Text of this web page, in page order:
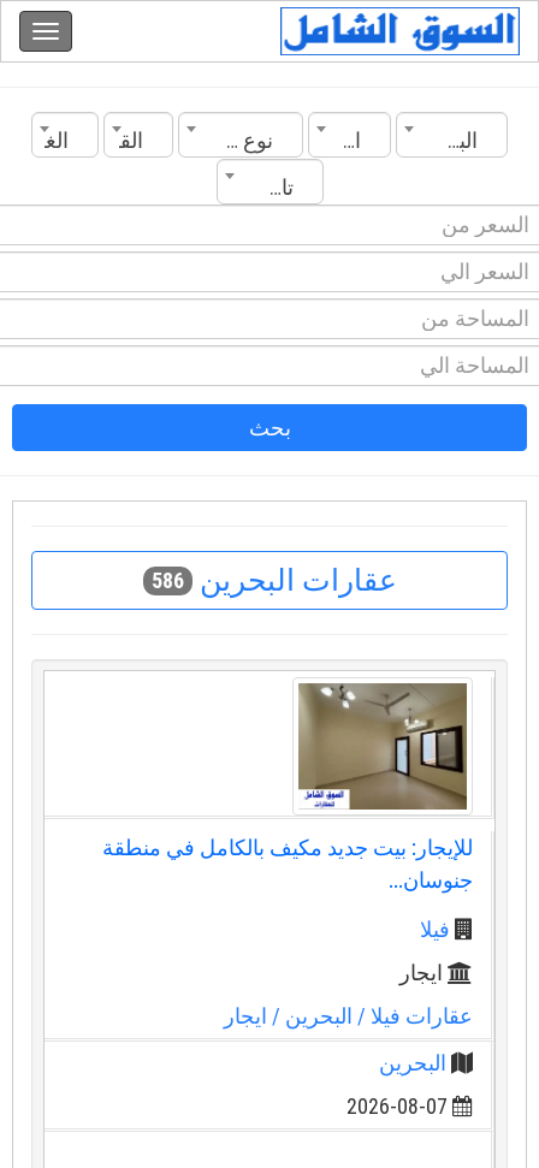
البحرين المدينة نوع العقار القسم
الغرف
تاريخ الانشاء
بحث
عقارات البحرين 586
للإيجار: بيت جديد مكيف بالكامل في منطقة
جنوسان...
فيلا
ايجار
عقارات فيلا/ البحرين/ ايجار
البحرين
2026-08-07